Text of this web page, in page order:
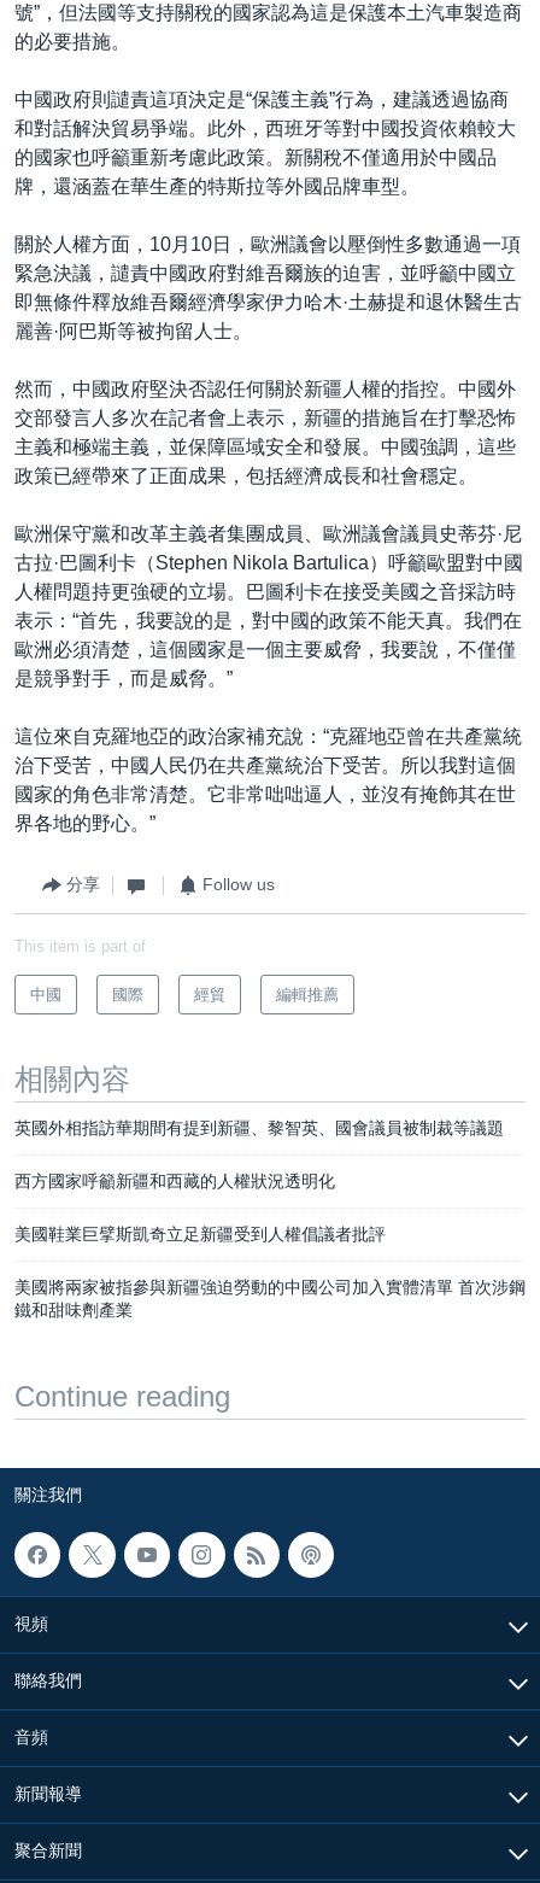
號”，但法國等支持關稅的國家認為這是保護本土汽車製造商
的必要措施。
中國政府則譴責這項決定是“保護主義”行為，建議透過協商
和對話解決貿易爭端。此外，西班牙等對中國投資依賴較大
的國家也呼籲重新考慮此政策。新關稅不僅適用於中國品
牌，還涵蓋在華生產的特斯拉等外國品牌車型。
關於人權方面，10月10日，歐洲議會以壓倒性多數通過一項
緊急決議，譴責中國政府對維吾爾族的迫害，並呼籲中國立
即無條件釋放維吾爾經濟學家伊力哈木·土赫提和退休醫生古
麗善·阿巴斯等被拘留人士。
然而，中國政府堅決否認任何關於新疆人權的指控。中國外
交部發言人多次在記者會上表示，新疆的措施旨在打擊恐怖
主義和極端主義，並保障區域安全和發展。中國強調，這些
政策已經帶來了正面成果，包括經濟成長和社會穩定。
歐洲保守黨和改革主義者集團成員、歐洲議會議員史蒂芬·尼
古拉·巴圖利卡（Stephen Nikola Bartulica）呼籲歐盟對中國
人權問題持更強硬的立場。巴圖利卡在接受美國之音採訪時
表示：“首先，我要說的是，對中國的政策不能天真。我們在
歐洲必須清楚，這個國家是一個主要威脅，我要說，不僅僅
是競爭對手，而是威脅。”
這位來自克羅地亞的政治家補充說：“克羅地亞曾在共產黨統
治下受苦，中國人民仍在共產黨統治下受苦。所以我對這個
國家的角色非常清楚。它非常咄咄逼人，並沒有掩飾其在世
界各地的野心。”
分享 Follow us
This item is part of
中國 國際 經貿 編輯推薦
相關內容
英國外相指訪華期間有提到新疆、黎智英、國會議員被制裁等議題
西方國家呼籲新疆和西藏的人權狀況透明化
美國鞋業巨擘斯凱奇立足新疆受到人權倡議者批評
美國將兩家被指參與新疆強迫勞動的中國公司加入實體清單 首次涉鋼
鐵和甜味劑產業
Continue reading
關注我們
視頻
聯絡我們
音頻
新聞報導
聚合新聞